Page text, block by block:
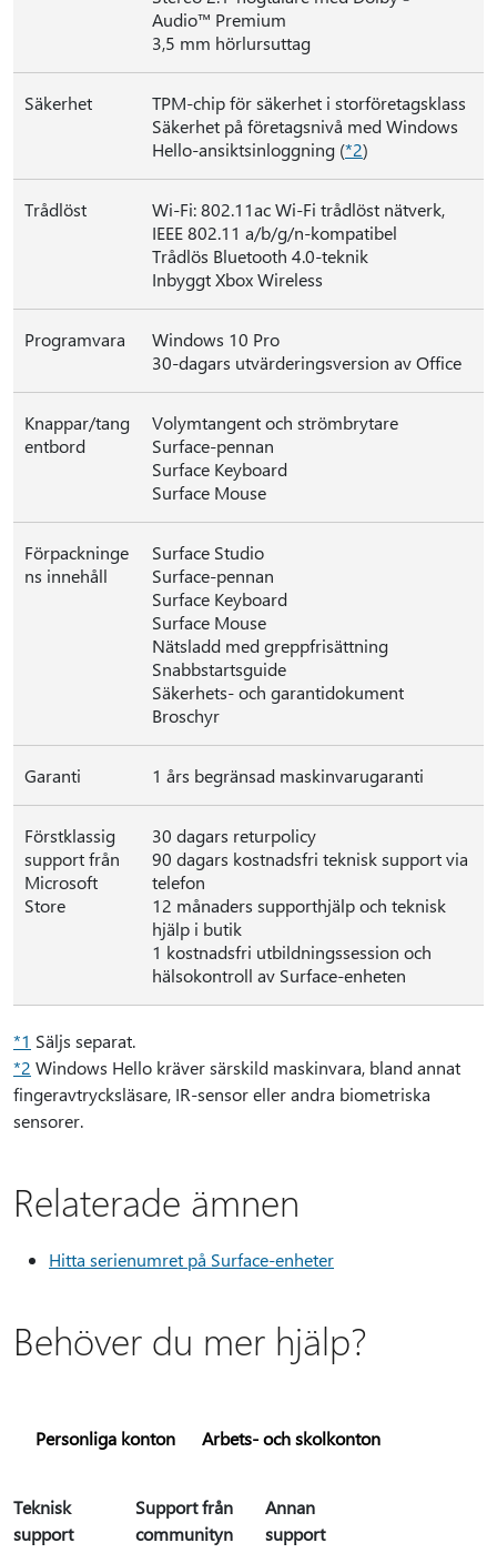
Audio™ Premium
3,5 mm hörlursuttag
Säkerhet
TPM-chip för säkerhet i storföretagsklass
Säkerhet på företagsnivå med Windows
Hello-ansiktsinloggning (*2)
Trådlöst
Wi-Fi: 802.11ac Wi-Fi trådlöst nätverk,
IEEE 802.11 a/b/g/n-kompatibel
Trådlös Bluetooth 4.0-teknik
Inbyggt Xbox Wireless
Programvara
Windows 10 Pro
30-dagars utvärderingsversion av Office
Knappar/tang
entbord
Volymtangent och strömbrytare
Surface-pennan
Surface Keyboard
Surface Mouse
Förpackninge
ns innehåll
Surface Studio
Surface-pennan
Surface Keyboard
Surface Mouse
Nätsladd med greppfrisättning
Snabbstartsguide
Säkerhets- och garantidokument
Broschyr
Garanti 1 års begränsad maskinvarugaranti
Förstklassig
support från
Microsoft
Store
30 dagars returpolicy
90 dagars kostnadsfri teknisk support via
telefon
12 månaders supporthjälp och teknisk
hjälp i butik
1 kostnadsfri utbildningssession och
hälsokontroll av Surface-enheten
*1 Säljs separat.
*2 Windows Hello kräver särskild maskinvara, bland annat
fingeravtrycksläsare, IR-sensor eller andra biometriska
sensorer.
Relaterade ämnen
Hitta serienumret på Surface-enheter
Behöver du mer hjälp?
Personliga konton Arbets- och skolkonton
Teknisk
support
Support från
communityn
Annan
support